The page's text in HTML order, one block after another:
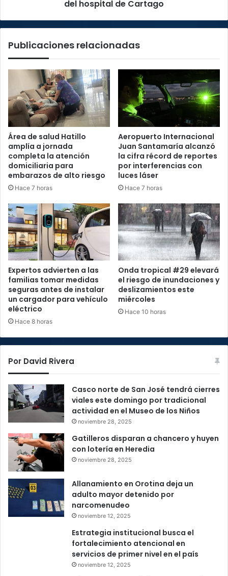
hospital
Cartago
del hospital de Cartago
Publicaciones relacionadas
Área de salud Hatillo
amplía a jornada
completa la atención
domiciliaria para
embarazos de alto riesgo
Hace 7 horas
Aeropuerto Internacional
Juan Santamaría alcanzó
la cifra récord de reportes
por interferencias con
luces láser
Hace 7 horas
Expertos advierten a las
familias tomar medidas
seguras antes de instalar
un cargador para vehículo
eléctrico
Hace 8 horas
Onda tropical #29 elevará
el riesgo de inundaciones y
deslizamientos este
miércoles
Hace 10 horas
Por David Rivera
Casco norte de San José tendrá cierres
viales este domingo por tradicional
actividad en el Museo de los Niños
noviembre 28, 2025
Gatilleros disparan a chancero y huyen
con lotería en Heredia
noviembre 28, 2025
Allanamiento en Orotina deja un
adulto mayor detenido por
narcomenudeo
noviembre 12, 2025
Estrategia institucional busca el
fortalecimiento atencional en
servicios de primer nivel en el país
noviembre 12, 2025